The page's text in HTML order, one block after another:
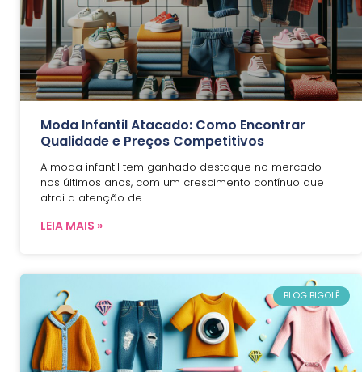
Moda Infantil Atacado: Como Encontrar
Qualidade e Preços Competitivos
A moda infantil tem ganhado destaque no mercado
nos últimos anos, com um crescimento contínuo que
atrai a atenção de
LEIA MAIS »
BLOG BIGOLÊ